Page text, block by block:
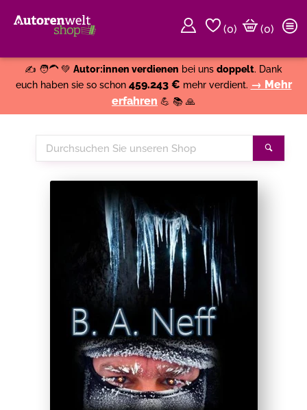
(0)
(0)
✍️ 🧑‍🦱 💚 Autor:innen verdienen bei uns doppelt. Dank
euch haben sie so schon 459.243 € mehr verdient. → Mehr
erfahren 💪 📚 🙏
Durchsuchen
Sie